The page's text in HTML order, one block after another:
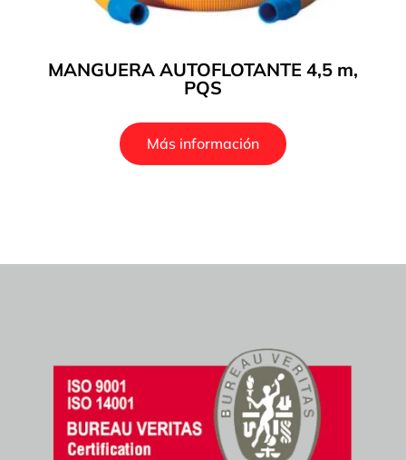
MANGUERA AUTOFLOTANTE 4,5 m,
PQS
Más información